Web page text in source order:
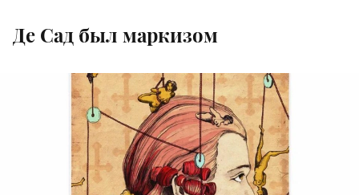
Де Сад был маркизом